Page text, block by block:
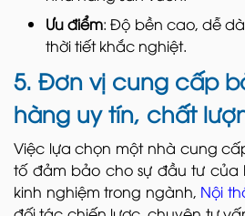
Ưu điểm: Độ bền cao, dễ
thời tiết khắc nghiệt.
5. Đơn vị cung cấp
hàng uy tín, chất
Việc lựa chọn một nhà cung
tố đảm bảo cho sự đầu tư của
kinh nghiệm trong ngành, Nội